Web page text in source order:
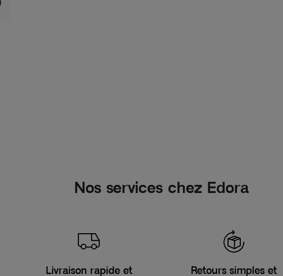
Nos services chez Edora
Livraison rapide et
Retours simples et